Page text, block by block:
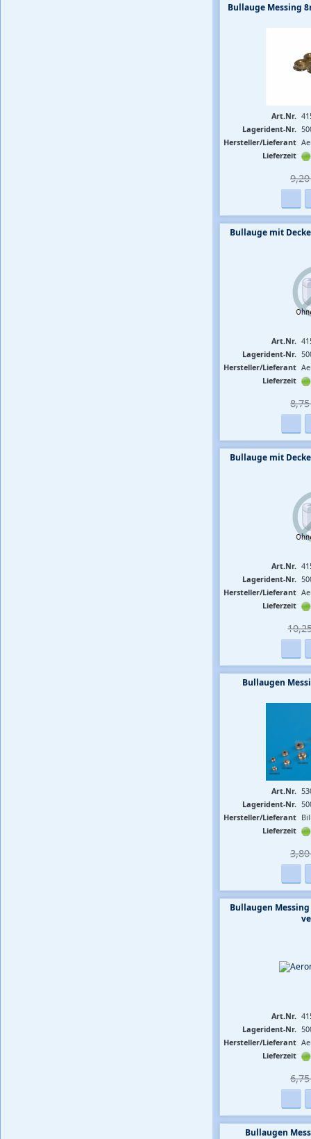
Bullauge Messing
Art.Nr.
Lagerident-Nr.
Hersteller/Lieferant
Lieferzeit
9,20
Bullauge mit
Art.Nr.
Lagerident-Nr.
Hersteller/Lieferant
Lieferzeit
8,75
Bullauge mit
Art.Nr.
Lagerident-Nr.
Hersteller/Lieferant
Lieferzeit
10,25
Bullaugen
Art.Nr.
Lagerident-Nr.
Hersteller/Lieferant
Lieferzeit
3,80
Bullaugen
Art.Nr.
Lagerident-Nr.
Hersteller/Lieferant
Lieferzeit
6,75
Bullaugen